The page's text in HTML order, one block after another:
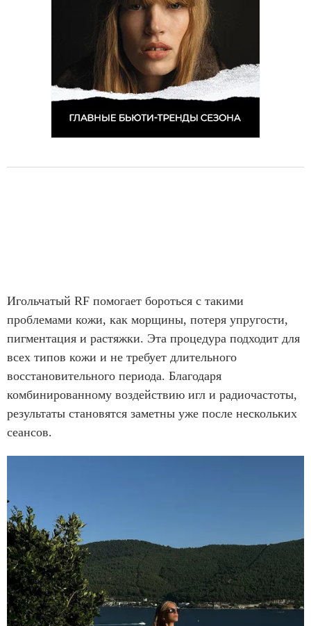
Игольчатый RF помогает бороться с такими
проблемами кожи, как морщины, потеря упругости,
пигментация и растяжки. Эта процедура подходит для
всех типов кожи и не требует длительного
восстановительного периода. Благодаря
комбинированному воздействию игл и радиочастоты,
результаты становятся заметны уже после нескольких
сеансов.